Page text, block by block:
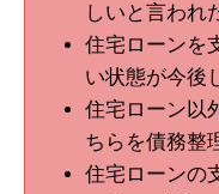
しいと言われ
住宅ローンを
い状態が今後
住宅ローン以
ちらを債務整
住宅ローンの